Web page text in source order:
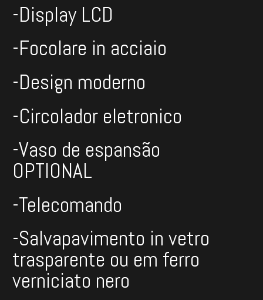
-Display LCD
-Focolare in acciaio
-Design moderno
-Circolador eletronico
-Vaso de espansão
OPTIONAL
-Telecomando
-Salvapavimento in vetro
trasparente ou em ferro
verniciato nero